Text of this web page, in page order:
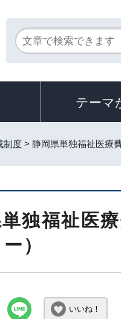
テーマ
制度 > 静岡県単独福祉医療
独福祉医
）
いいね！